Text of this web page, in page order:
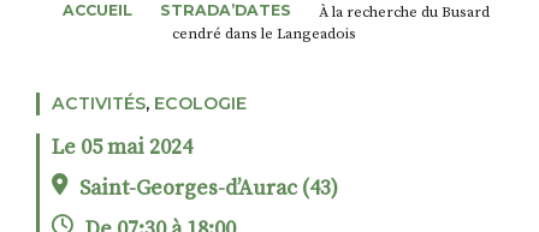
ROSÉE DE MAI
ACCUEIL STRADA’DATES
À la recherche du Busard
cendré dans le Langeadois
ACTIVITÉS, ECOLOGIE
Le 05 mai 2024
Saint-Georges-d’Aurac (43)